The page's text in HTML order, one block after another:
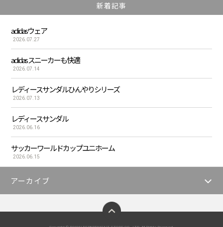
新着記事
adidasウェア
2026.07.27
adidas スニーカーも快適
2026.07.14
レディースサンダルひんやりシリーズ
2026.07.13
レディースサンダル
2026.06.16
サッカーワールドカップユニホーム
2026.06.15
アーカイブ